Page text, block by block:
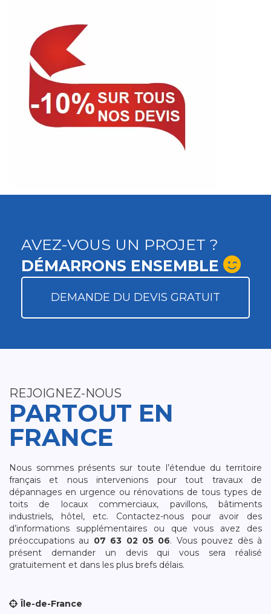
AVEZ-VOUS UN PROJET ?
DÉMARRONS ENSEMBLE
DEMANDE DU DEVIS GRATUIT
REJOIGNEZ-NOUS
PARTOUT EN
FRANCE
Nous sommes présents sur toute l’étendue du territoire
français et nous intervenions pour tout travaux de
dépannages en urgence ou rénovations de tous types de
toits de locaux commerciaux, pavillons, bâtiments
industriels, hôtel, etc. Contactez-nous pour avoir des
d’informations supplémentaires ou que vous avez des
préoccupations au 07 63 02 05 06. Vous pouvez dès à
présent demander un devis qui vous sera réalisé
gratuitement et dans les plus brefs délais.
Île-de-France